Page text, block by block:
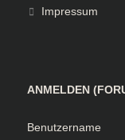
ANMELDEN
Benutzername
Impressum